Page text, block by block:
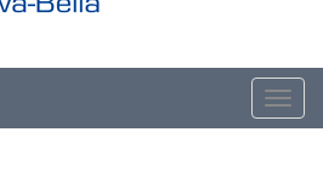
Toggle